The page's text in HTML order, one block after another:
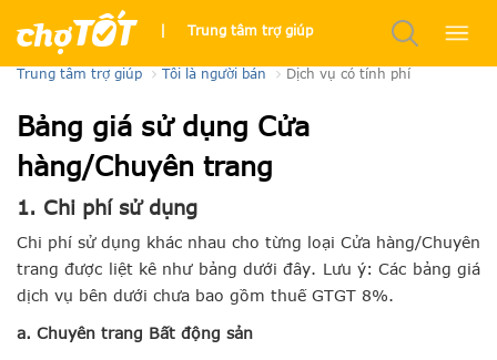
Trung tâm trợ giúp
Cửa hàng/Chuyên trang
Trung tâm trợ giúp Tôi là người bán Dịch vụ có tính phí
Bảng giá sử dụng Cửa
hàng/Chuyên trang
1. Chi phí sử dụng
Chi phí sử dụng khác nhau cho từng loại Cửa hàng/Chuyên
trang được liệt kê như bảng dưới đây. Lưu ý: Các bảng giá
dịch vụ bên dưới chưa bao gồm thuế GTGT 8%.
a. Chuyên trang Bất động sản